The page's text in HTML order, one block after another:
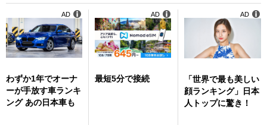
わずか1年でオーナ
ーが手放す車ランキ
ング あの日本車も
AD
最短5分で接続
AD
「世界で最も美しい
顔ランキング」日本
人トップに驚き！
AD